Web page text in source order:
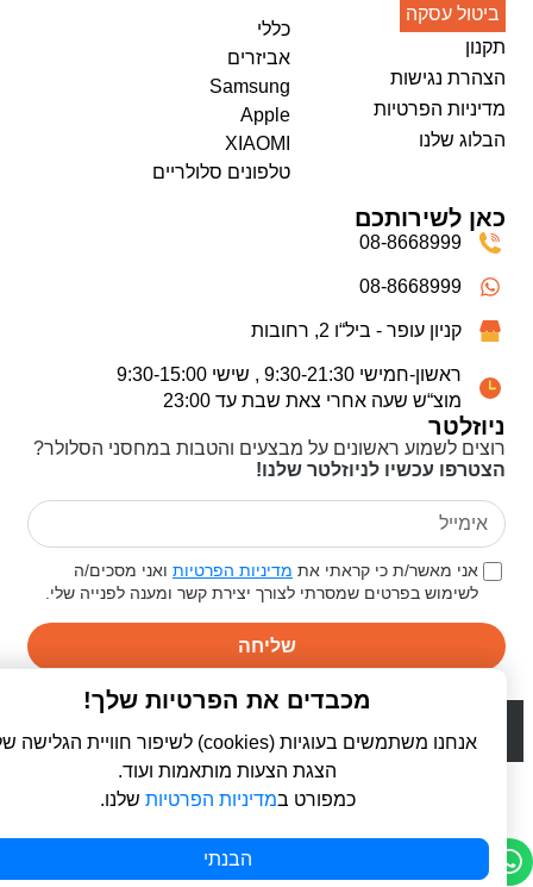
ניוזלטר
רוצים לשמוע ראשונים על מבצעים והטבות במחסני הסלולר?
הצטרפו עכשיו לניוזלטר שלנו!
אני מאשר/ת כי קראתי אתמדיניות הפרטיותואני מסכים/ה
לשימוש בפרטים שמסרתי לצורך יצירת קשר ומענה לפנייה שלי.
שליחה
ביטול עסקה
תקנון
הצהרת נגישות
מדיניות הפרטיות
הבלוג שלנו
כללי
אביזרים
Samsung
Apple
XIAOMI
טלפונים סלולריים
כאן לשירותכם
08-8668999
08-8668999
קניון עופר - ביל“ו 2, רחובות
ראשון-חמישי 9:30-21:30 , שישי 9:30-15:00
מוצ“ש שעה אחרי צאת שבת עד 23:00
WebDigital | וובדיגיטל - עיצוב ובניית אתרים
מכבדים את הפרטיות שלך!
אנחנו משתמשים בעוגיות (cookies) לשיפור חוויית הגלישה שלך,
הצגת הצעות מותאמות ועוד.
כמפורט במדיניות הפרטיותשלנו.
הבנתי